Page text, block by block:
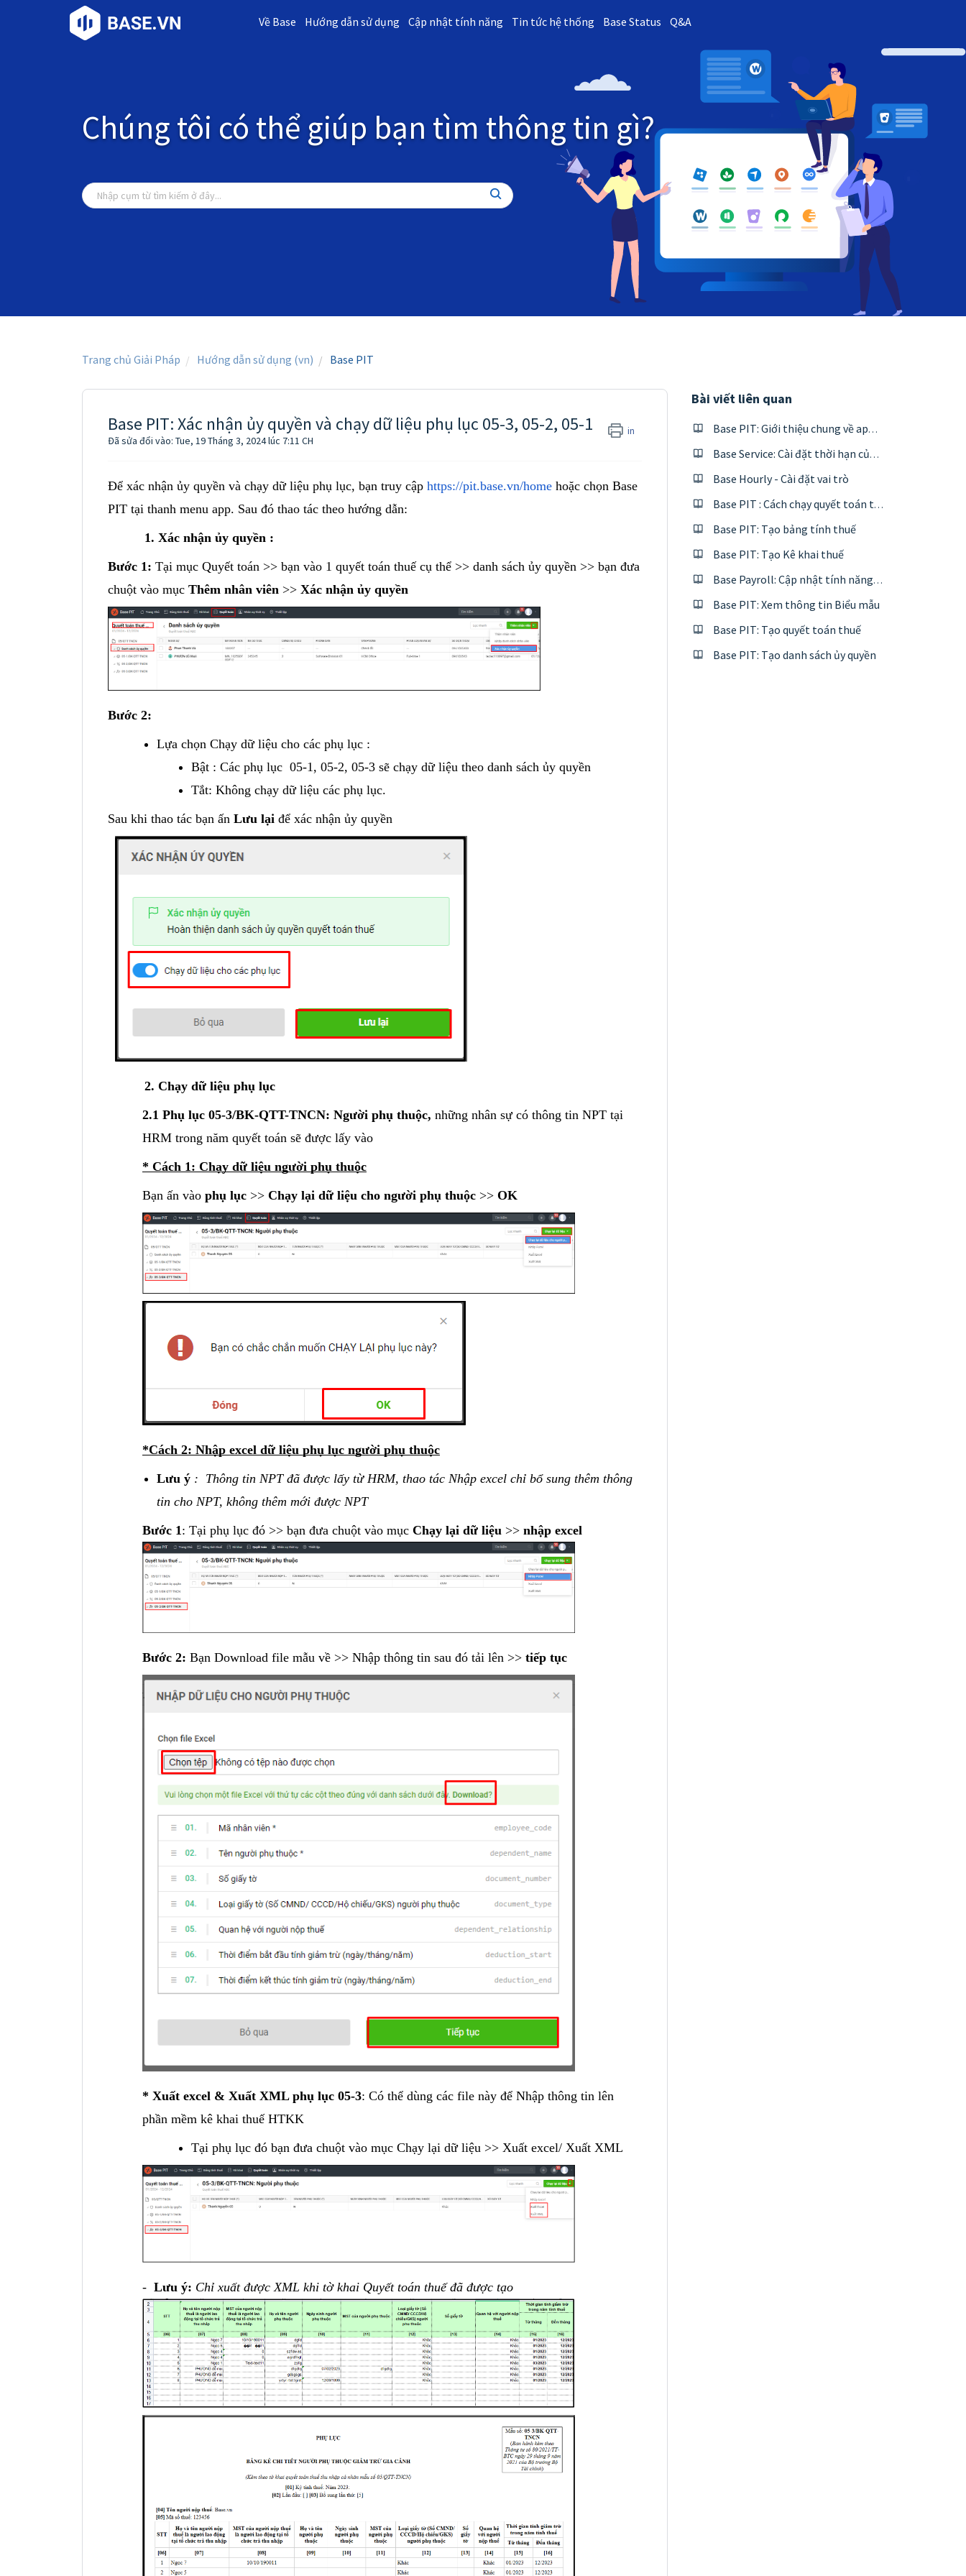
Về Base Hướng dẫn sử dụng Cập nhật tính năng Tin tức hệ thống Base Status Q&A
Chúng tôi có thể giúp bạn tìm thông tin gì?
Trang chủ Giải Pháp Hướng dẫn sử dụng (vn) Base PIT
Base PIT: Xác nhận ủy quyền và chạy dữ liệu phụ lục 05-3, 05-2, 05-1 in
Đã sửa đổi vào: Tue, 19 Tháng 3, 2024 lúc 7:11 CH
Để xác nhận ủy quyền và chạy dữ liệu phụ lục, bạn truy cập https://pit.base.vn/home hoặc chọn Base
PIT tại thanh menu app. Sau đó thao tác theo hướng dẫn:
Xác nhận ủy quyền :
Bước 1: Tại mục Quyết toán >> bạn vào 1 quyết toán thuế cụ thể >> danh sách ủy quyền >> bạn đưa
chuột vào mục Thêm nhân viên >> Xác nhận ủy quyền
Bước 2:
Lựa chọn Chạy dữ liệu cho các phụ lục :
Bật : Các phụ lục 05-1, 05-2, 05-3 sẽ chạy dữ liệu theo danh sách ủy quyền
Tắt: Không chạy dữ liệu các phụ lục.
Sau khi thao tác bạn ấn Lưu lại để xác nhận ủy quyền
Chạy dữ liệu phụ lục
2.1 Phụ lục 05-3/BK-QTT-TNCN: Người phụ thuộc, những nhân sự có thông tin NPT tại
HRM trong năm quyết toán sẽ được lấy vào
* Cách 1: Chạy dữ liệu người phụ thuộc
Bạn ấn vào phụ lục >> Chạy lại dữ liệu cho người phụ thuộc >> OK
*Cách 2: Nhập excel dữ liệu phụ lục người phụ thuộc
Lưu ý : Thông tin NPT đã được lấy từ HRM, thao tác Nhập excel chỉ bổ sung thêm thông
tin cho NPT, không thêm mới được NPT
Bước 1 : Tại phụ lục đó >> bạn đưa chuột vào mục Chạy lại dữ liệu >> nhập excel
Bước 2: Bạn Download file mẫu về >> Nhập thông tin sau đó tải lên >> tiếp tục
* Xuất excel & Xuất XML phụ lục 05-3: Có thể dùng các file này để Nhập thông tin lên
phần mềm kê khai thuế HTKK
Tại phụ lục đó bạn đưa chuột vào mục Chạy lại dữ liệu >> Xuất excel/ Xuất XML
- Lưu ý: Chỉ xuất được XML khi tờ khai Quyết toán thuế đã được tạo
Bài viết liên quan
Base PIT: Giới thiệu chung về app & Mục lục tính năng
Base Service: Cài đặt thời hạn của phiếu theo công thức tuỳ chỉnh
Base Hourly - Cài đặt vai trò
Base PIT : Cách chạy quyết toán thuế
Base PIT: Tạo bảng tính thuế
Base PIT: Tạo Kê khai thuế
Base Payroll: Cập nhật tính năng tháng 4,5/2022
Base PIT: Xem thông tin Biểu mẫu
Base PIT: Tạo quyết toán thuế
Base PIT: Tạo danh sách ủy quyền